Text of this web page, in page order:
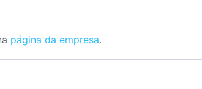
página da empresa.